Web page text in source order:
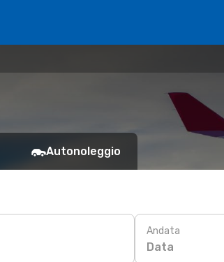
Autonoleggio
Andata
Data